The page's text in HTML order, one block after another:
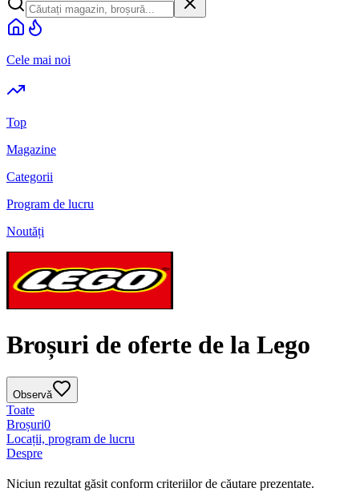
Cele mai noi
Top
Magazine
Categorii
Program de lucru
Noutăți
Broșuri de oferte de la Lego
Observă
Toate
Broșuri0
Locații, program de lucru
Despre
Niciun rezultat găsit conform criteriilor de căutare prezentate.